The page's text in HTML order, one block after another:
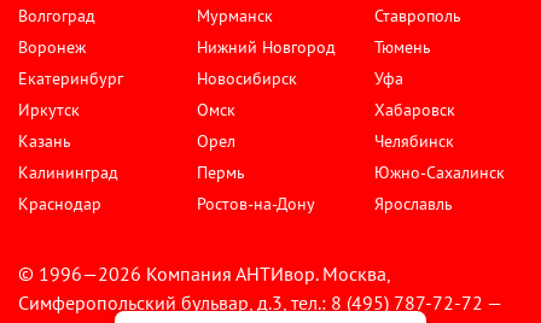
Волгоград
Воронеж
Екатеринбург
Иркутск
Казань
Калининград
Краснодар
Мурманск
Нижний Новгород
Новосибирск
Омск
Орел
Пермь
Ростов-на-Дону
Ставрополь
Тюмень
Уфа
Хабаровск
Челябинск
Южно-Сахалинск
Ярославль
© 1996—2026 Компания АНТИвор. Москва,
Симферопольский бульвар, д.3, тел.: 8 (495) 787-72-72 —